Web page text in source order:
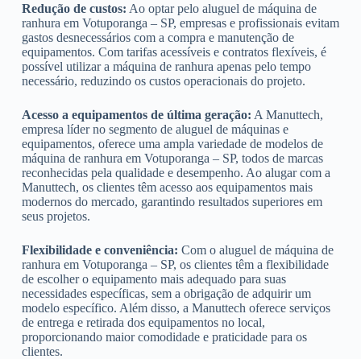
Redução de custos: Ao optar pelo aluguel de máquina de
ranhura em Votuporanga – SP, empresas e profissionais evitam
gastos desnecessários com a compra e manutenção de
equipamentos. Com tarifas acessíveis e contratos flexíveis, é
possível utilizar a máquina de ranhura apenas pelo tempo
necessário, reduzindo os custos operacionais do projeto.
Acesso a equipamentos de última geração: A Manuttech,
empresa líder no segmento de aluguel de máquinas e
equipamentos, oferece uma ampla variedade de modelos de
máquina de ranhura em Votuporanga – SP, todos de marcas
reconhecidas pela qualidade e desempenho. Ao alugar com a
Manuttech, os clientes têm acesso aos equipamentos mais
modernos do mercado, garantindo resultados superiores em
seus projetos.
Flexibilidade e conveniência: Com o aluguel de máquina de
ranhura em Votuporanga – SP, os clientes têm a flexibilidade
de escolher o equipamento mais adequado para suas
necessidades específicas, sem a obrigação de adquirir um
modelo específico. Além disso, a Manuttech oferece serviços
de entrega e retirada dos equipamentos no local,
proporcionando maior comodidade e praticidade para os
clientes.